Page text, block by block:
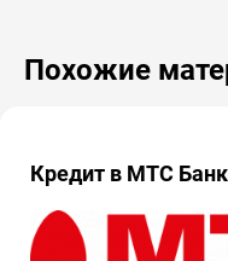
Похожие
Кредит в МТС